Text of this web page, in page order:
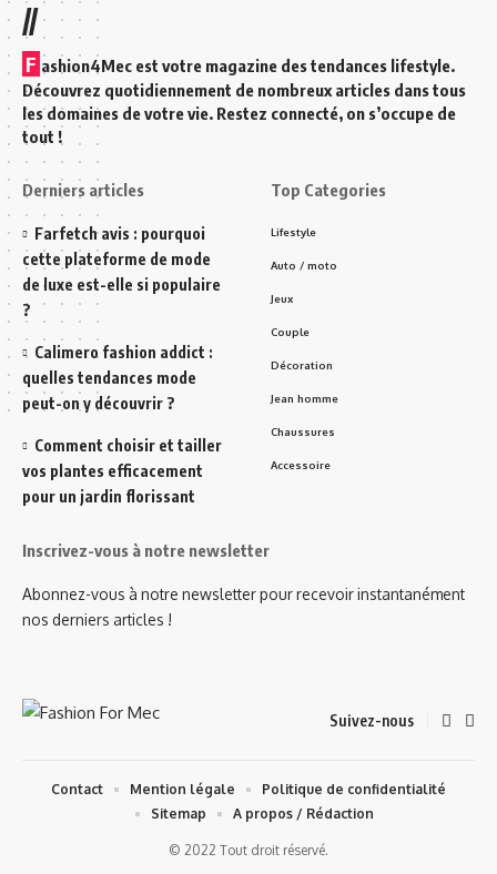
//
F ashion4Mec est votre magazine des tendances lifestyle.
Découvrez quotidiennement de nombreux articles dans tous
les domaines de votre vie. Restez connecté, on s’occupe de
tout !
Derniers articles
Farfetch avis : pourquoi
cette plateforme de mode
de luxe est-elle si populaire
?
Calimero fashion addict :
quelles tendances mode
peut-on y découvrir ?
Comment choisir et tailler
vos plantes efficacement
pour un jardin florissant
Top Categories
Lifestyle
Auto / moto
Jeux
Couple
Décoration
Jean homme
Chaussures
Accessoire
Inscrivez-vous à notre newsletter
Abonnez-vous à notre newsletter pour recevoir instantanément
nos derniers articles !
Suivez-nous
© 2022 Tout droit réservé.
Contact Mention légale
Politique de confidentialité
Sitemap
A propos / Rédaction